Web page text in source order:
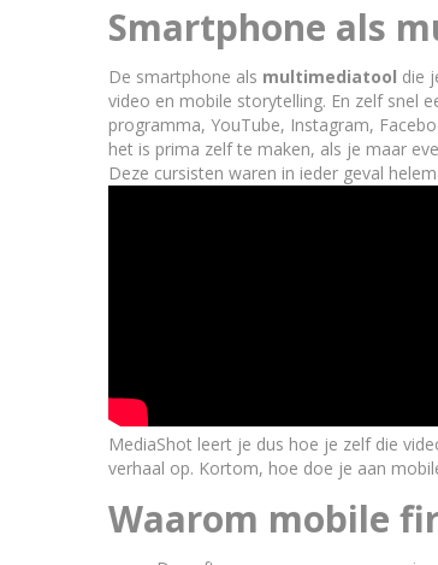
Smartphone als
De smartphone als multimediatool die
video en mobile storytelling. En zelf snel
programma, YouTube, Instagram,
het is prima zelf te maken, als je maar
Deze cursisten waren in ieder geval
MediaShot leert je dus hoe je zelf die
verhaal op. Kortom, hoe doe je aan
Waarom mobile